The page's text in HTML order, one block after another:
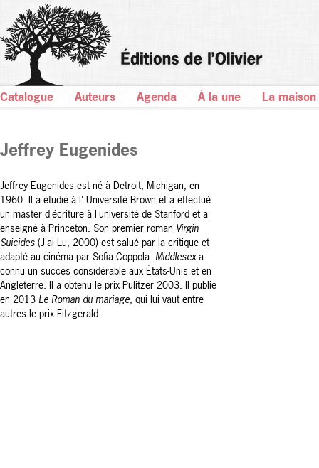
Catalogue Auteurs Agenda À la une La maison
Jeffrey Eugenides
Jeffrey Eugenides est né à Detroit, Michigan, en
1960. Il a étudié à l' Université Brown et a effectué
un master d'écriture à l'université de Stanford et a
enseigné à Princeton. Son premier roman Virgin
Suicides (J'ai Lu, 2000) est salué par la critique et
adapté au cinéma par Sofia Coppola. Middlesexa
connu un succès considérable aux États-Unis et en
Angleterre. Il a obtenu le prix Pulitzer 2003. Il publie
en 2013 Le Roman du mariage, qui lui vaut entre
autres le prix Fitzgerald.